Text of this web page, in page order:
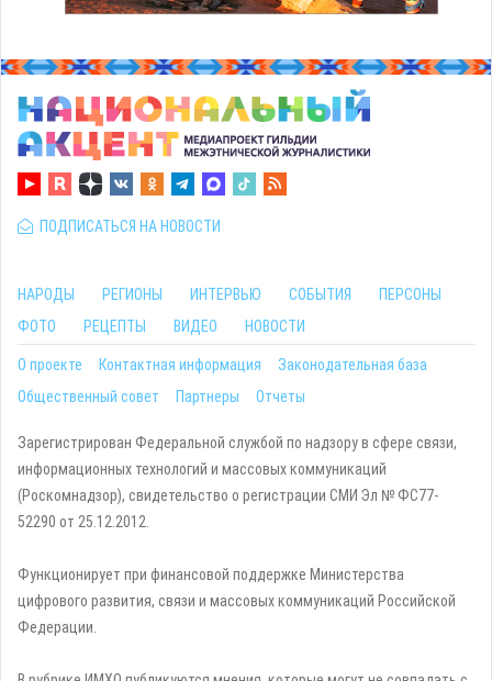
ПОДПИСАТЬСЯ НА НОВОСТИ
НАРОДЫ РЕГИОНЫ ИНТЕРВЬЮ СОБЫТИЯ
ПЕРСОНЫ
ФОТО
РЕЦЕПТЫ ВИДЕО НОВОСТИ
О проекте Контактная информация
Законодательная база
Общественный совет
Партнеры Отчеты
Зарегистрирован Федеральной службой по надзору в сфере связи,
информационных технологий и массовых коммуникаций
(Роскомнадзор), свидетельство о регистрации СМИ Эл № ФС77-
52290 от 25.12.2012.
Функционирует при финансовой поддержке Министерства
цифрового развития, связи и массовых коммуникаций Российской
Федерации.